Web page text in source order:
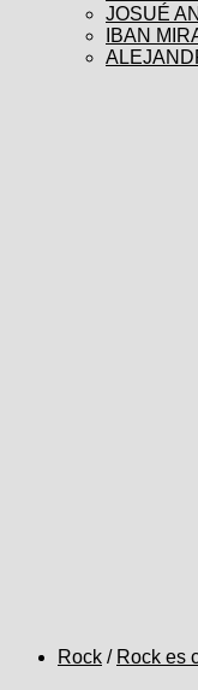
JOSUÉ
IBAN
Rock / Rock es